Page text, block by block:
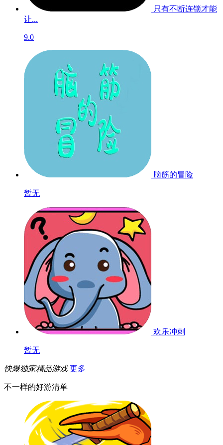
只有不断连锁才能
让...
9.0
脑筋的冒险
暂无
欢乐冲刺
暂无
快爆独家精品游戏 更多
不一样的好游清单